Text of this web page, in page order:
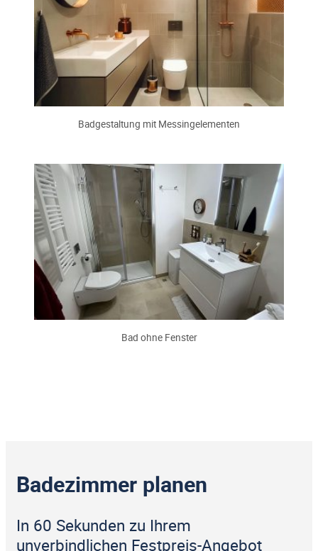
Badgestaltung mit Messingelementen
Bad ohne Fenster
Badezimmer planen
In 60 Sekunden zu Ihrem
unverbindlichen Festpreis-Angebot